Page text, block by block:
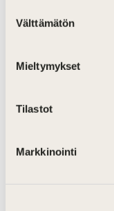
valinta
Välttämätön
Mieltymykset
Tilastot
Markkinointi
lokakuu 2022
helmikuu 2022
lokakuu 2021